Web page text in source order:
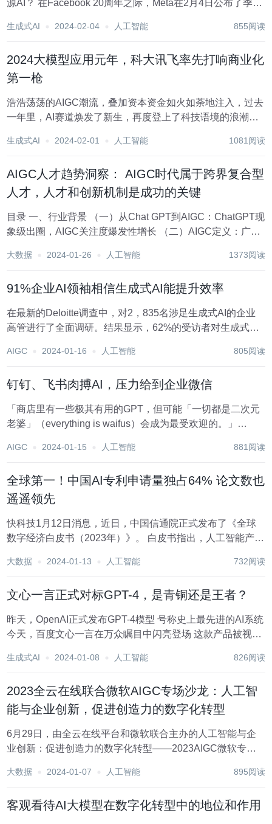
源AI？ 在Facebook 20周年之际，Meta在2月4日公布了季度
在网上疯传。 可以看到，小扎狂砸300亿美元做的元宇宙，
生成式AI 2024-02-04 人工智能 855阅读
2024大模型应用元年，科大讯飞率先打响商业化
第一枪
浩浩荡荡的AIGC潮流，叠加资本资金如火如荼地注入，过去
一年里，AI赛道焕发了新生，再度登上了科技语境的浪潮之
AIGC的步伐却略显踌躇——技术层面，从文字到图像创作再
生成式AI 2024-02-01 人工智能 1081阅读
AIGC人才趋势洞察： AIGC时代属于跨界复合型
人才，⼈才和创新机制是成功的关键
目录 一、行业背景 （一）从Chat GPT到AIGC： ChatGPT现
象级出圈，AIGC关注度爆发性增⻓ （二）AIGC定义：广义
大数据 2024-01-26 人工智能 1373阅读
91%企业AI领袖相信生成式AI能提升效率
在最新的Deloitte调查中，对2，835名涉足生成式AI的企业
高管进行了全面调研。结果显示，62%的受访者对生成式AI
查发现，高管们相信生成式AI将在未来三年内对他们的公司
AIGC 2024-01-16 人工智能 805阅读
钉钉、飞书肉搏AI，压力给到企业微信
「商店里有一些极其有用的GPT，但可能「一切都是二次元
老婆」（everything is waifus）会成为最受欢迎的。」
在说明二次元文化在当今社会中的影响力。 行业等待已久的
AIGC 2024-01-15 人工智能 881阅读
全球第一！中国AI专利申请量独占64% 论文数也
遥遥领先
快科技1月12日消息，近日，中国信通院正式发布了《全球
数字经济白皮书（2023年）》。 白皮书指出，人工智能产业
展释放巨大发展潜力。 在专利申请授权方面，2013-2023年
大数据 2024-01-13 人工智能 732阅读
文心一言正式对标GPT-4，是青铜还是王者？
昨天，OpenAI正式发布GPT-4模型 号称史上最先进的AI系统
今天，百度文心一言在万众瞩目中闪亮登场 这款产品被视为
度上具有了对人类意图的理解能力 回答的准确性、逻辑性、
生成式AI 2024-01-08 人工智能 826阅读
2023全云在线联合微软AIGC专场沙龙：人工智
能与企业创新，促进创造力的数字化转型
6月29日，由全云在线平台和微软联合主办的人工智能与企
业创新：促进创造力的数字化转型——2023AIGC微软专场
专场沙龙 GPT翻开了AGI新的一页，也翻开了各行各业的新
大数据 2024-01-07 人工智能 895阅读
客观看待AI大模型在数字化转型中的地位和作用